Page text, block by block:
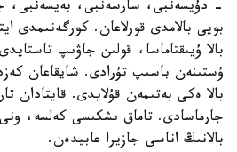
- دۇيسەنبى، سارسەنبى، بەيسەنبى،
بويى بالامدى قورلاعان. كورگەنىمدى
بالا ۇيىقتاماسا، قولىن جاۋىپ
ۇستىنەن باسىپ تۇرادى. شايقاعان
بالا ەكى بەتىمەن قۇلايدى. قايتادان
جارماسادى. تاماق ىشكىسى كەلسە،
بالانىڭ اناسى جازيرا عابيدەن.